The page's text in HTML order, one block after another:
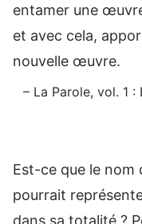
entamer une
et avec cela,
nouvelle œuvre.
– La Parole, vol. 1 :
Est-ce que le nom
pourrait
dans sa totalité ?